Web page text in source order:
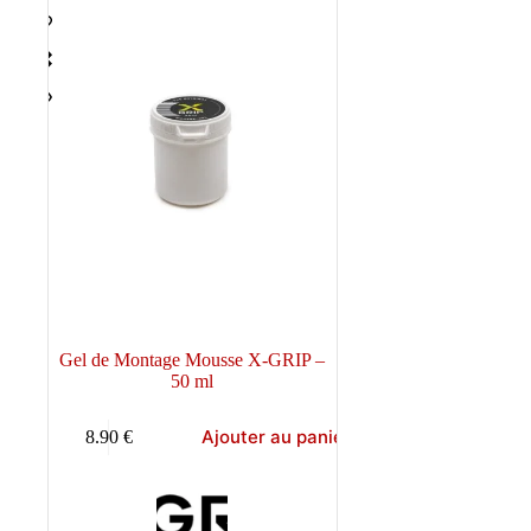
Gel de Montage Mousse X-GRIP –
50 ml
8.90 € Ajouter au panier